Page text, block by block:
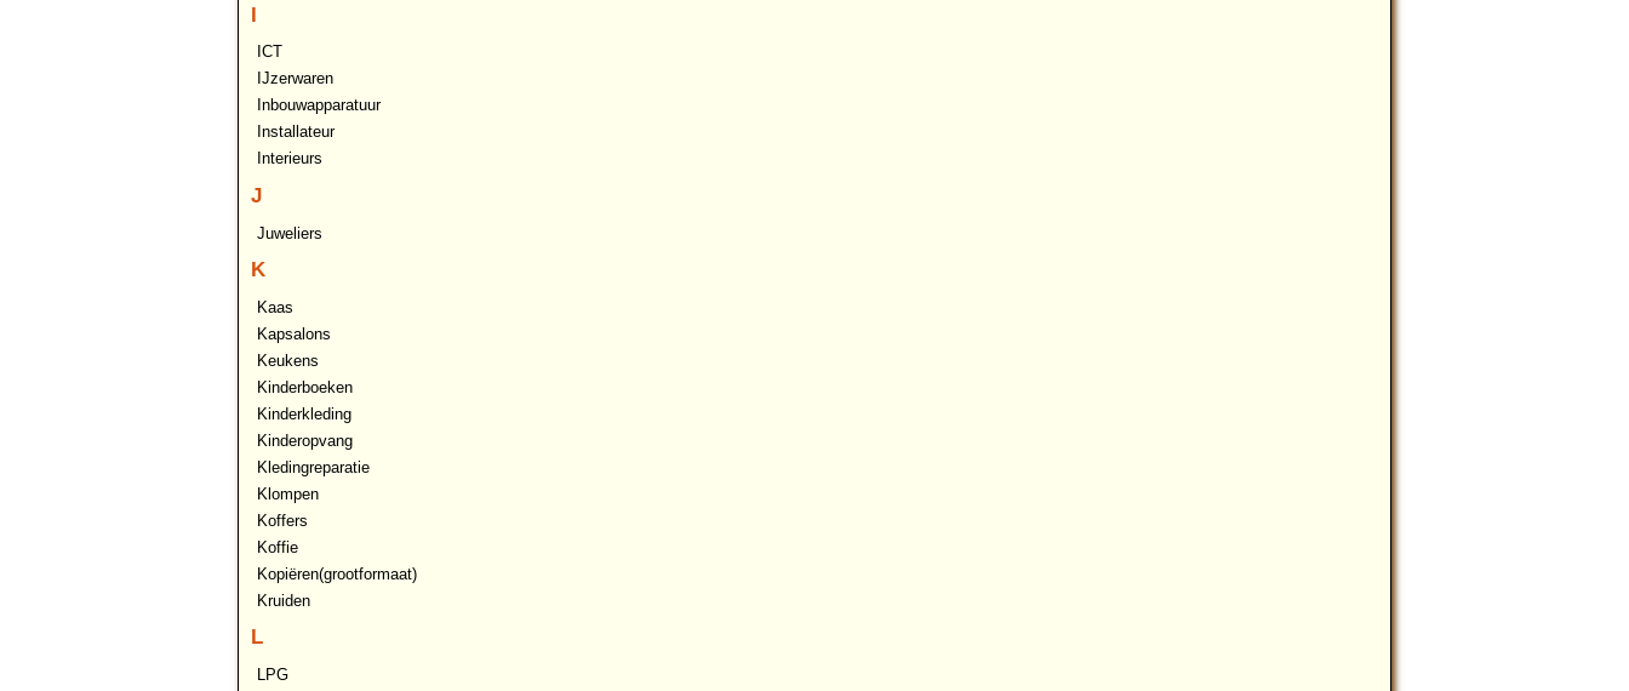
I
ICT
IJzerwaren
Inbouwapparatuur
Installateur
Interieurs
J
Juweliers
K
Kaas
Kapsalons
Keukens
Kinderboeken
Kinderkleding
Kinderopvang
Kledingreparatie
Klompen
Koffers
Koffie
Kopiëren(grootformaat)
Kruiden
L
LPG